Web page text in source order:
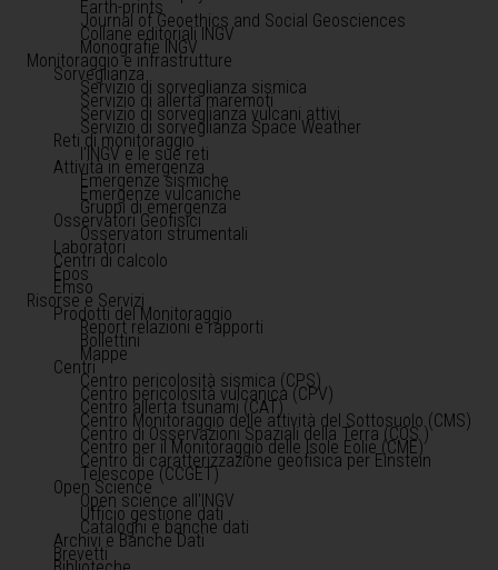
Earth-prints
Journal of Geoethics and Social Geosciences
Collane editoriali INGV
Monografie INGV
Monitoraggio e infrastrutture
Sorveglianza
Servizio di sorveglianza sismica
Servizio di allerta maremoti
Servizio di sorveglianza vulcani attivi
Servizio di sorveglianza Space Weather
Reti di monitoraggio
l'INGV e le sue reti
Attività in emergenza
Emergenze sismiche
Emergenze vulcaniche
Gruppi di emergenza
Osservatori Geofisici
Osservatori strumentali
Laboratori
Centri di calcolo
Epos
Emso
Risorse e Servizi
Prodotti del Monitoraggio
Report relazioni e rapporti
Bollettini
Mappe
Centri
Centro pericolosità sismica (CPS)
Centro pericolosità vulcanica (CPV)
Centro allerta tsunami (CAT)
Centro Monitoraggio delle attività del Sottosuolo (CMS)
Centro di Osservazioni Spaziali della Terra (COS )
Centro per il Monitoraggio delle Isole Eolie (CME)
Centro di caratterizzazione geofisica per Einstein
Telescope (CCGET)
Open Science
Open science all'INGV
Ufficio gestione dati
Cataloghi e banche dati
Archivi e Banche Dati
Brevetti